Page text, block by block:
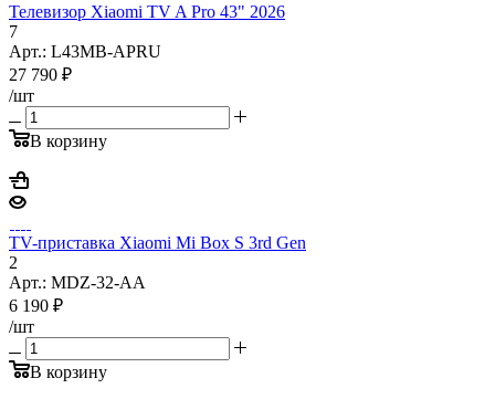
Телевизор Xiaomi TV A Pro 43" 2026
7
Арт.: L43MB-APRU
27 790 ₽
/шт
В корзину
TV-приставка Xiaomi Mi Box S 3rd Gen
2
Арт.: MDZ-32-AA
6 190 ₽
/шт
В корзину